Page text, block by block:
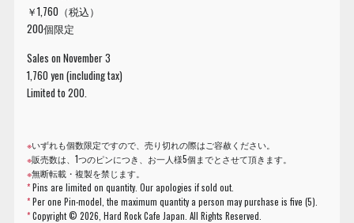
￥1,760（税込）
200個限定
Sales on November 3
1,760 yen (including tax)
Limited to 200.
※いずれも個数限定ですので、売り切れの際はご容赦ください。
※販売数は、1つのピンにつき、お一人様5個までとさせて頂きます。
※無断転載・複製を禁じます。
*Pins are limited on quantity. Our apologies if sold out.
*Per one Pin-model, the maximum quantity a person may purchase is five (5).
*Copyright ©2026, Hard Rock Cafe Japan. All Rights Reserved.